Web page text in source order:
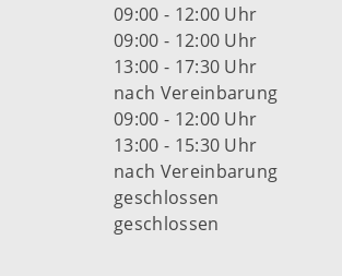
09:00 - 12:00 Uhr
09:00 - 12:00 Uhr
13:00 - 17:30 Uhr
nach Vereinbarung
09:00 - 12:00 Uhr
13:00 - 15:30 Uhr
nach Vereinbarung
geschlossen
geschlossen